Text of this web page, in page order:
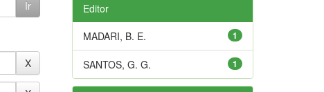
Editor
1
MADARI, B. E.
1
SANTOS, G. G.